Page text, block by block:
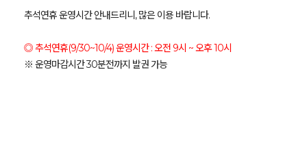
추석연휴 운영시간 안내드리니, 많은 이용 바랍니다.
◎ 추석연휴(9/30~10/4) 운영시간 : 오전 9시 ~ 오후 10시
※ 운영마감시간 30분전까지 발권 가능